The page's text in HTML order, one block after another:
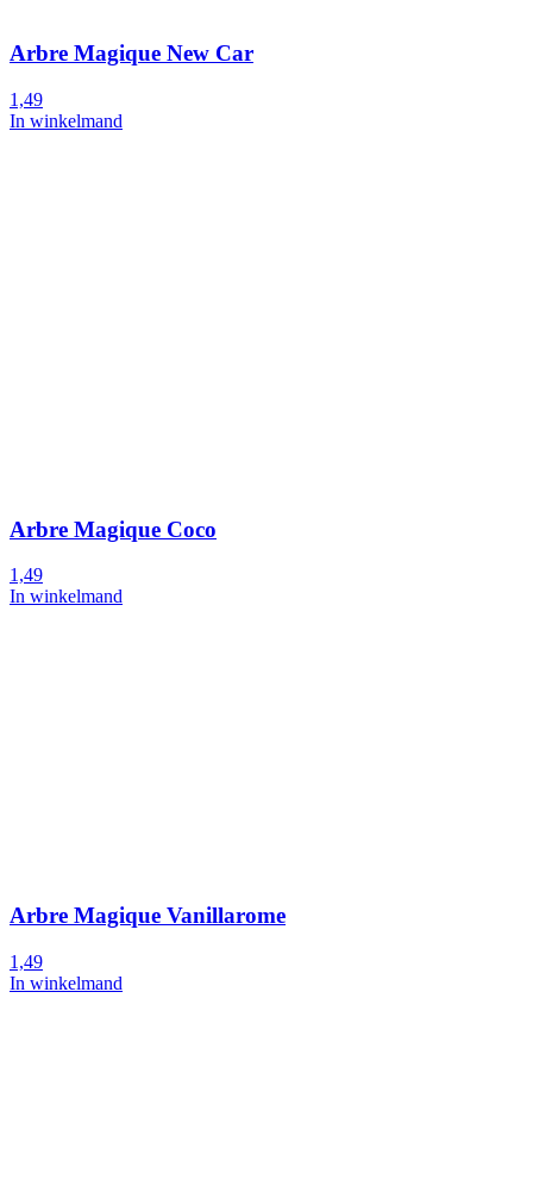
Arbre Magique New Car
1,49
In winkelmand
Arbre Magique Coco
1,49
In winkelmand
Arbre Magique Vanillarome
1,49
In winkelmand